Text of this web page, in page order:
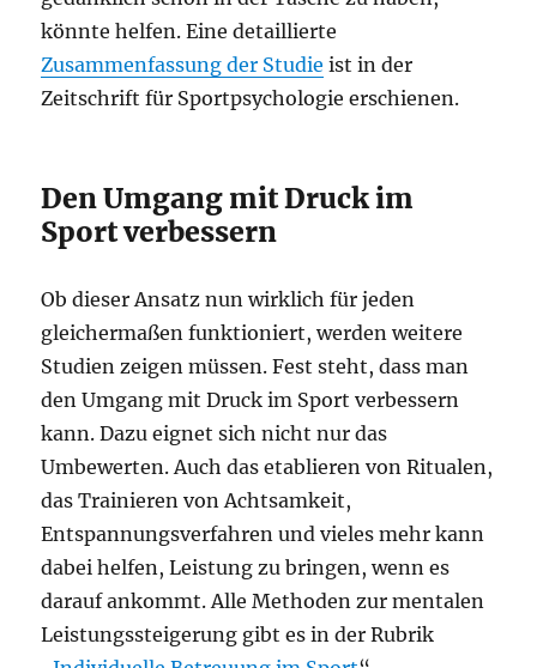
könnte helfen. Eine detaillierte
Zusammenfassung der Studie ist in der
Zeitschrift für Sportpsychologie erschienen.
Den Umgang mit Druck im
Sport verbessern
Ob dieser Ansatz nun wirklich für jeden
gleichermaßen funktioniert, werden weitere
Studien zeigen müssen. Fest steht, dass man
den Umgang mit Druck im Sport verbessern
kann. Dazu eignet sich nicht nur das
Umbewerten. Auch das etablieren von Ritualen,
das Trainieren von Achtsamkeit,
Entspannungsverfahren und vieles mehr kann
dabei helfen, Leistung zu bringen, wenn es
darauf ankommt. Alle Methoden zur mentalen
Leistungssteigerung gibt es in der Rubrik